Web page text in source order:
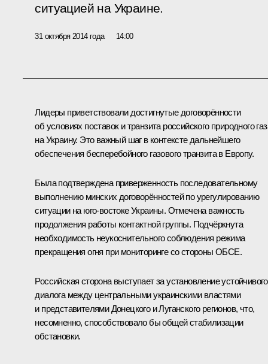
ситуацией на Украине.
31 октября 2014 года 14:00
Лидеры приветствовали достигнутые договорённости
об условиях поставок и транзита российского природного
на Украину. Это важный шаг в контексте дальнейшего
обеспечения бесперебойного газового транзита в Европу.
Была подтверждена приверженность последовательному
выполнению минских договорённостей по урегулированию
ситуации на юго-востоке Украины. Отмечена важность
продолжения работы контактной группы. Подчёркнута
необходимость неукоснительного соблюдения режима
прекращения огня при мониторинге со стороны ОБСЕ.
Российская сторона выступает за установление устойчивого
диалога между центральными украинскими властями
и представителями Донецкого и Луганского регионов, что,
несомненно, способствовало бы общей стабилизации
обстановки.